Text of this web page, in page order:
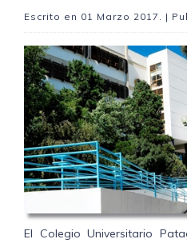
Escrito en 01 Marzo 2017 . |
El Colegio Universitario